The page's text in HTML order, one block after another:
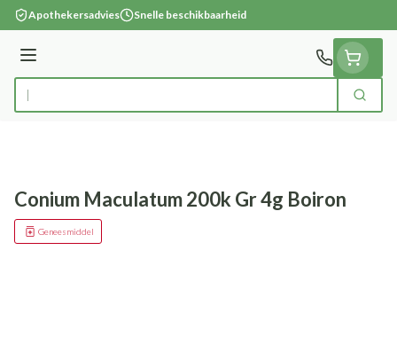
Ga naar de inhoud
Apothekersadvies Snelle beschikbaarheid
Menu
Product, merk, categorie... Zoek
Conium Maculatum 200k Gr 4g Boiron
Geneesmiddel